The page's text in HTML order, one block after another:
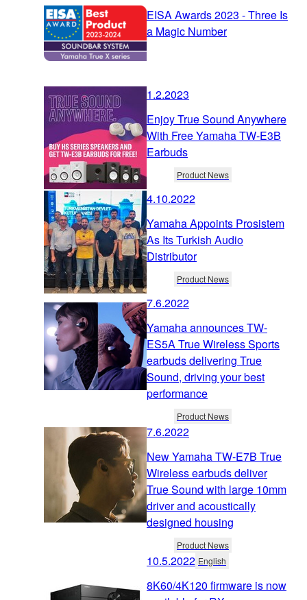
EISA Awards 2023 - Three Is
a Magic Number
1.2.2023
Enjoy True Sound Anywhere
With Free Yamaha TW-E3B
Earbuds
Product News
4.10.2022
Yamaha Appoints Prosistem
As Its Turkish Audio
Distributor
Product News
7.6.2022
Yamaha announces TW-
ES5A True Wireless Sports
earbuds delivering True
Sound, driving your best
performance
Product News
7.6.2022
New Yamaha TW-E7B True
Wireless earbuds deliver
True Sound with large 10mm
driver and acoustically
designed housing
Product News
10.5.2022 English
8K60/4K120 firmware is now